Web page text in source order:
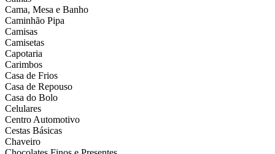
Cama, Mesa e Banho
Caminhão Pipa
Camisas
Camisetas
Capotaria
Carimbos
Casa de Frios
Casa de Repouso
Casa do Bolo
Celulares
Centro Automotivo
Cestas Básicas
Chaveiro